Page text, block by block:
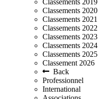
Classements 2020
Classements 2021
Classements 2022
Classements 2023
Classements 2024
Classements 2025
Classement 2026
Back
Professionnel
International